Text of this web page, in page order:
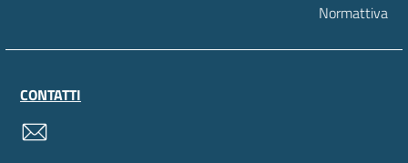
Normattiva
CONTATTI